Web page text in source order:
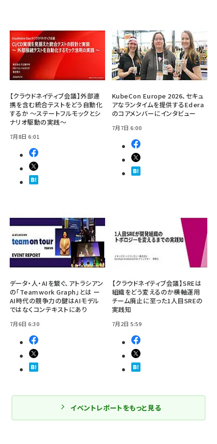
【クラウドネイティブ会議】外部連
携を含む統合テストをどう自動化
するか ～ステートフルモックとシ
ナリオ駆動の実践～
7月8日 6:01
KubeCon Europe 2026、セキュ
アなランタイムを提供するEdera
のコアメンバーにインタビュー
7月7日 6:00
データ・人・AIを繋ぐ、アトラシアン
の「Teamwork Graph」とは ー
AI時代の競争力の鍵はAIモデル
ではなくコンテキストにあり
7月6日 6:30
【クラウドネイティブ会議】SREは
組織をどう変えるのか――横軸運用
チーム廃止に至った1人目SREの
実践知
7月2日 5:59
イベントレポートをもっと見る